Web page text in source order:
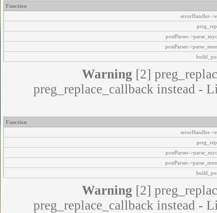
Function
errorHandler-
postParser-
postParser-
Warning [2]
preg_replace_callback instead -
Function
errorHandler-
postParser-
postParser-
Warning [2]
preg_replace_callback instead -